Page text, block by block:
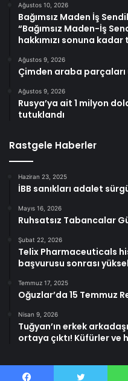
Ağustos 10, 2026
Bağımsız Maden İş
“Bağımsız Maden-İş
hakkımızı sonuna
Ağustos 9, 2026
Çimden araba
Ağustos 9, 2026
Rusya’ya ait 1 milyon
tutuklandı
Rastgele Haberler
Haziran 23, 2025
İBB sanıkları adalet
Mayıs 16, 2026
Ruhsatsız Tabancalar
Şubat 22, 2026
Telix Pharmaceuticals
başvurusu sonrası
Temmuz 17, 2025
Oğuzlar’da 15 Temmuz
Nisan 9, 2026
Tuğyan’ın erkek
ortaya çıktı! Küfürler ve